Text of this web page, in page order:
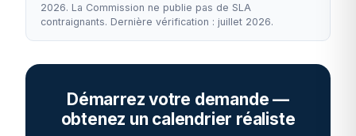
2026. La Commission ne publie pas de SLA
contraignants. Dernière vérification : juillet 2026.
Démarrez votre demande —
obtenez un calendrier réaliste